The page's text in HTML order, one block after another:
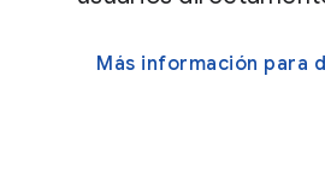
Más información para